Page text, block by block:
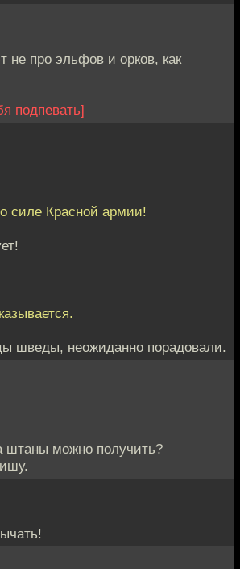
не про эльфов и орков, как
подпевать]
силе Красной армии!
шведы, неожиданно порадовали.
можно получить?